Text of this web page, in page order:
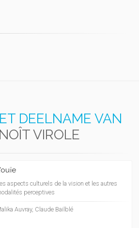
DEELNAME VAN
VIROLE
aspects culturels de la vision et les autres
perceptives
Auvray, Claude Bailblé